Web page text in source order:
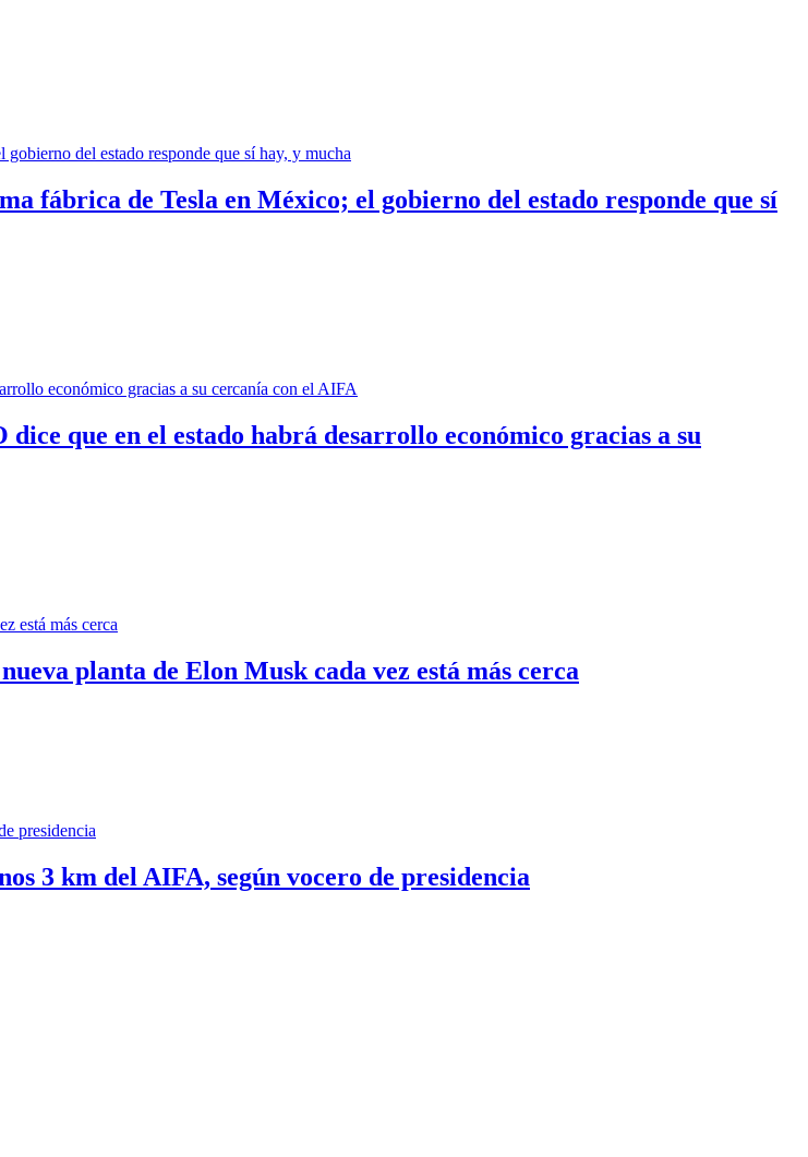
fábrica de Tesla en México; el gobierno del estado responde que sí
que en el estado habrá desarrollo económico gracias a su
planta de Elon Musk cada vez está más cerca
3 km del AIFA, según vocero de presidencia